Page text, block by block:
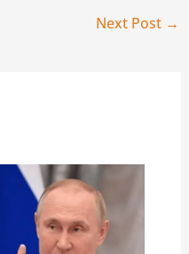
Next Post →